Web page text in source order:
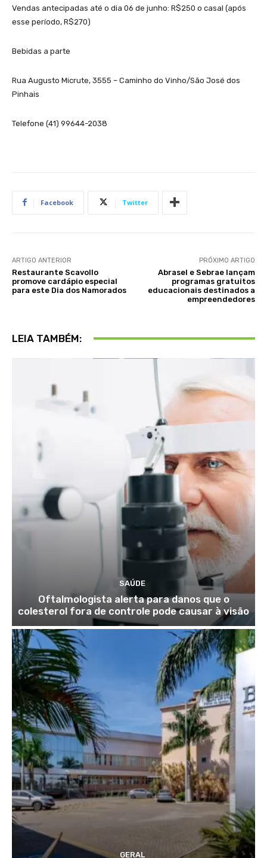
Vendas antecipadas até o dia 06 de junho: R$250 o casal (após
esse período, R$270)
Bebidas a parte
Rua Augusto Micrute, 3555 – Caminho do Vinho/São José dos
Pinhais
Telefone (41) 99644-2038
Facebook Twitter
ARTIGO ANTERIOR
Restaurante Scavollo
promove cardápio especial
para este Dia dos Namorados
PRÓXIMO ARTIGO
Abrasel e Sebrae lançam
programas gratuitos
educacionais destinados a
empreendedores
LEIA TAMBÉM:
SAÚDE
Oftalmologista alerta para danos que o
colesterol fora de controle pode causar à visão
GERAL